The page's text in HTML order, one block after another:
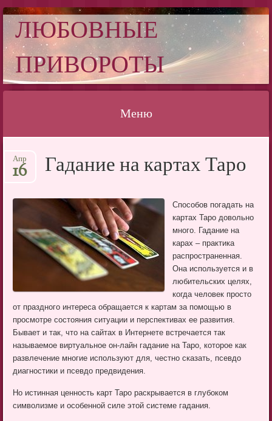
ЛЮБОВНЫЕ
ПРИВОРОТЫ
Меню
к
Гадание на картах Таро
Апр
16
Способов погадать на
картах Таро довольно
много. Гадание на
карах – практика
распространенная.
Она используется и в
любительских целях,
когда человек просто
от праздного интереса обращается к картам за помощью в
просмотре состояния ситуации и перспективах ее развития.
Бывает и так, что на сайтах в Интернете встречается так
называемое виртуальное он-лайн гадание на Таро, которое как
развлечение многие используют для, честно сказать, псевдо
диагностики и псевдо предвидения.
Но истинная ценность карт Таро раскрывается в глубоком
символизме и особенной силе этой системе гадания.